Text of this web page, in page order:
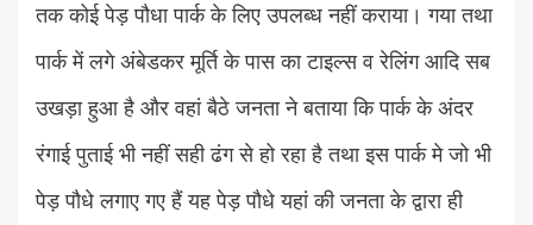
तक कोई पेड़ पौधा पार्क के लिए उपलब्ध नहीं कराया। गया तथा
पार्क में लगे अंबेडकर मूर्ति के पास का टाइल्स व रेलिंग आदि सब
उखड़ा हुआ है और वहां बैठे जनता ने बताया कि पार्क के अंदर
रंगाई पुताई भी नहीं सही ढंग से हो रहा है तथा इस पार्क मे जो भी
पेड़ पौधे लगाए गए हैं यह पेड़ पौधे यहां की जनता के द्वारा ही